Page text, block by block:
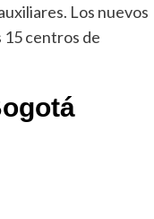
Los nuevos
15 centros de